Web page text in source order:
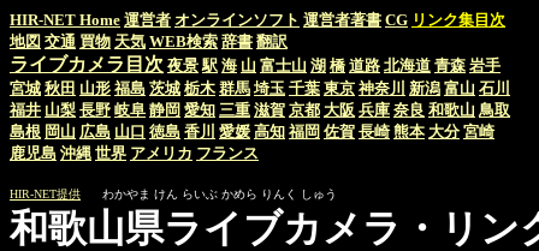
HIR-NET Home 運営者 オンラインソフト 運営者著書 CG リンク集目次
地図 交通 買物 天気 WEB検索 辞書 翻訳
ライブカメラ目次 夜景 駅 海 山 富士山 湖 橋 道路 北海道 青森 岩手
宮城 秋田 山形 福島 茨城 栃木 群馬 埼玉 千葉 東京 神奈川 新潟 富山 石川
福井 山梨 長野 岐阜 静岡 愛知 三重 滋賀 京都 大阪 兵庫 奈良 和歌山 鳥取
島根 岡山 広島 山口 徳島 香川 愛媛 高知 福岡 佐賀 長崎 熊本 大分 宮崎
鹿児島 沖縄 世界 アメリカ フランス
HIR-NET提供 わかやま けん らいぶ かめら りんく しゅう
和歌山県ライブカメラ・リン